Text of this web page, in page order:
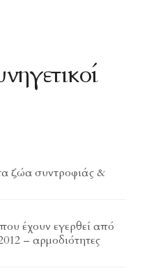
ζώα συντροφιάς &
έχουν εγερθεί από
– αρμοδιότητες